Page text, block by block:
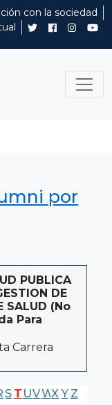
con la sociedad
por
PUBLICA
DE
SALUD (No
Para
Carrera
S T UVWX Y Z